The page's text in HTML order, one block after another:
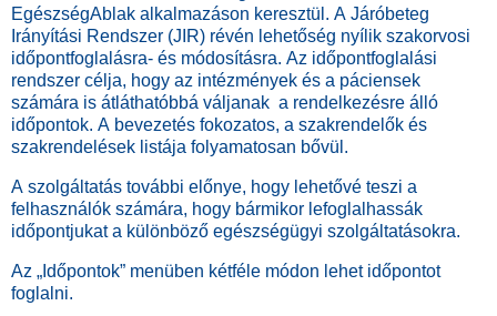
EgészségAblak alkalmazáson keresztül. A Járóbeteg
Irányítási Rendszer (JIR) révén lehetőség nyílik szakorvosi
időpontfoglalásra- és módosításra. Az időpontfoglalási
rendszer célja, hogy az intézmények és a páciensek
számára is átláthatóbbá váljanak a rendelkezésre álló
időpontok. A bevezetés fokozatos, a szakrendelők és
szakrendelések listája folyamatosan bővül.
A szolgáltatás további előnye, hogy lehetővé teszi a
felhasználók számára, hogy bármikor lefoglalhassák
időpontjukat a különböző egészségügyi szolgáltatásokra.
Az „Időpontok” menüben kétféle módon lehet időpontot
foglalni.